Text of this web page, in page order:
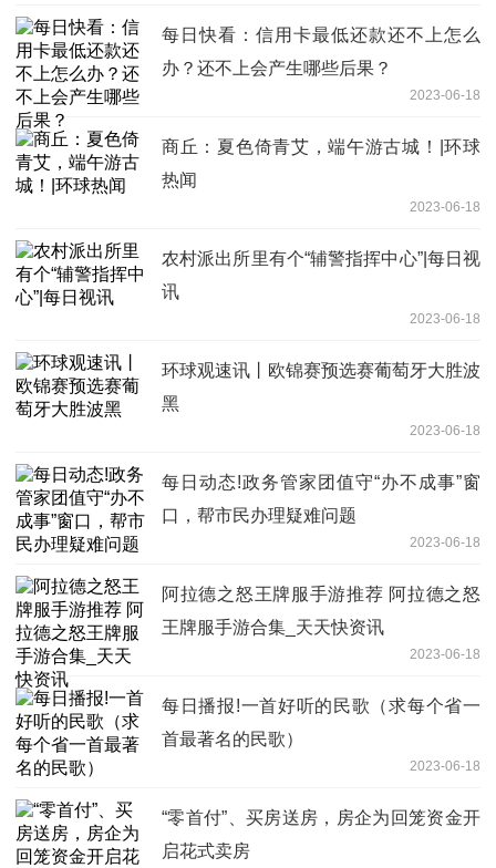
每日快看：信用卡最低还款还不上怎么
办？还不上会产生哪些后果？
2023-06-18
商丘：夏色倚青艾，端午游古城！|环球
热闻
2023-06-18
农村派出所里有个“辅警指挥中心”|每日视
讯
2023-06-18
环球观速讯丨欧锦赛预选赛葡萄牙大胜波
黑
2023-06-18
每日动态!政务管家团值守“办不成事”窗
口，帮市民办理疑难问题
2023-06-18
阿拉德之怒王牌服手游推荐 阿拉德之怒
王牌服手游合集_天天快资讯
2023-06-18
每日播报!一首好听的民歌（求每个省一
首最著名的民歌）
2023-06-18
“零首付”、买房送房，房企为回笼资金开
启花式卖房